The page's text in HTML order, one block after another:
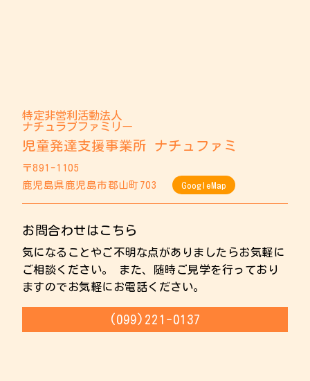
特定非営利活動法人
ナチュラブファミリー
児童発達支援事業所 ナチュファミ
〒891-1105
鹿児島県鹿児島市郡山町703
GoogleMap
お問合わせはこちら
気になることやご不明な点がありましたらお気軽に
ご相談ください。 また、随時ご見学を行っており
ますのでお気軽にお電話ください。
(099)221-0137